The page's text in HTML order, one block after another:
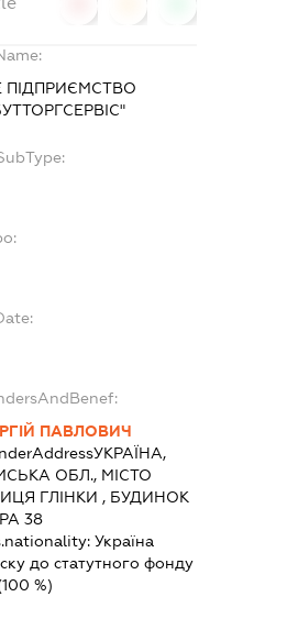
ПІДПРИЄМСТВО
ПАВЛОВИЧ
УКРАЇНА,
ОБЛ., МІСТО
ГЛІНКИ , БУДИНОК
38
Україна
до статутного фонду
%)